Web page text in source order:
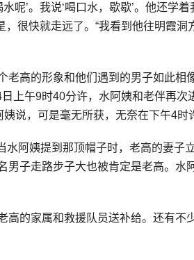
呢’。我说‘喝口水，歇歇’。他还学着
很快就走远了。“我看到他往明霞洞
高的形象和他们遇到的男子如此相
上午9时40分许，水阿姨和老伴再次
说，可是毫无所获，无奈在下午4时
水阿姨提到那顶帽子时，老高的妻子
男子走路步子大也被肯定是老高。水
高的家属和救援队员送补给。还有不